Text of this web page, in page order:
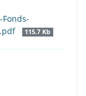
115.7 Kb